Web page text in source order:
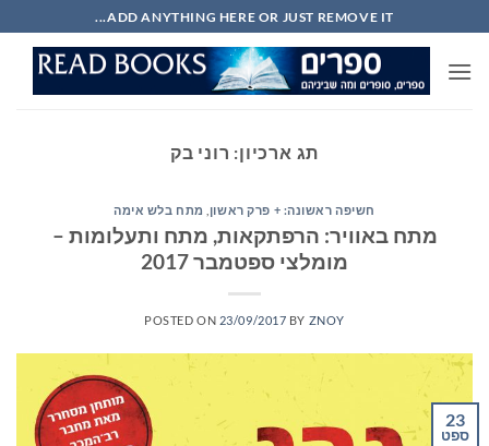
to
content
ADD ANYTHING HERE OR JUST REMOVE IT...
תג ארכיון: רוני בק
חשיפה ראשונה: + פרק ראשון מתח בלש אימה
מתח באוויר: הרפתקאות, מתח ותעלומות –
מומלצי ספטמבר 2017
POSTED ON 23/09/2017 BY ZNOY
23
ספט